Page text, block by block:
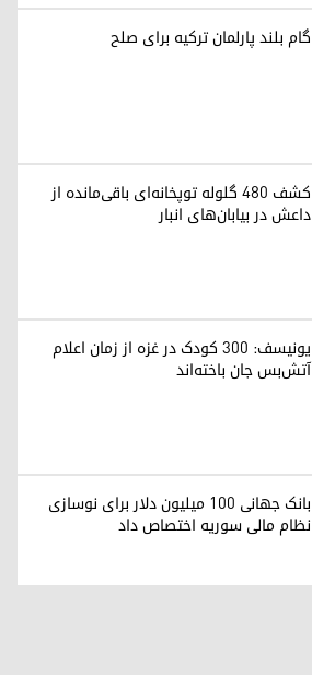
گام بلند پارلمان ترکیه برای صلح
کشف ۴۸۰ گلوله توپخانه‌ای باقی‌مانده از
داعش در بیابان‌های انبار
یونیسف: ۳۰۰ کودک در غزه از زمان اعلام
آتش‌بس جان باخته‌اند
بانک جهانی ۱۰۰ میلیون دلار برای نوسازی
نظام مالی سوریه اختصاص داد